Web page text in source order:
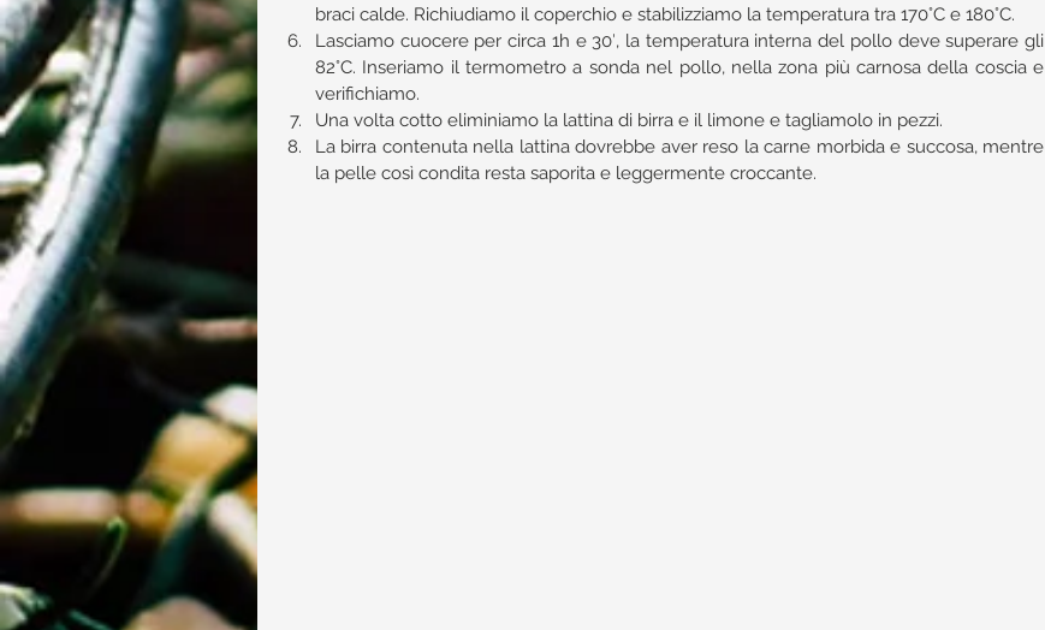
braci calde. Richiudiamo il coperchio e stabilizziamo la temperatura tra 170°C e 180°C.
Lasciamo cuocere per circa 1h e 30′, la temperatura interna del pollo deve superare gli
82°C. Inseriamo il termometro a sonda nel pollo, nella zona più carnosa della coscia e
verifichiamo.
Una volta cotto eliminiamo la lattina di birra e il limone e tagliamolo in pezzi.
La birra contenuta nella lattina dovrebbe aver reso la carne morbida e succosa, mentre
la pelle così condita resta saporita e leggermente croccante.